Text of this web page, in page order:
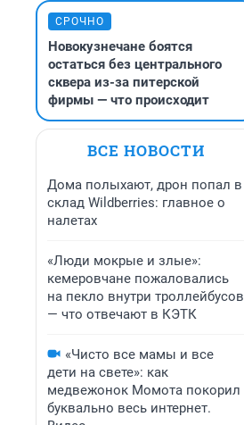
СРОЧНО
Новокузнечане боятся
остаться без центрального
сквера из-за питерской
фирмы — что происходит
ВСЕ НОВОСТИ
Дома полыхают, дрон попал в
склад Wildberries: главное о
налетах
«Люди мокрые и злые»:
кемеровчане пожаловались
на пекло внутри троллейбусов
— что отвечают в КЭТК
«Чисто все мамы и все
дети на свете»: как
медвежонок Момота покорил
буквально весь интернет.